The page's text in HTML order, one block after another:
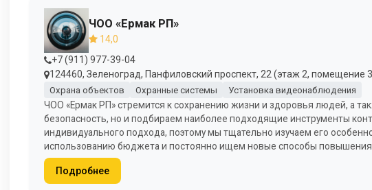
ЧОО «Ермак РП»
14,0
+7 (911) 977-39-04
124460, Зеленоград, Панфиловский проспект, 22 (этаж 2, помещение
Охрана объектов Охранные системы Установка видеонаблюдения
ЧОО «Ермак РП» стремится к сохранению жизни и здоровья людей, а
безопасность, но и подбираем наиболее подходящие инструменты
индивидуального подхода, поэтому мы тщательно изучаем его
использованию бюджета и постоянно ищем новые способы
Подробнее